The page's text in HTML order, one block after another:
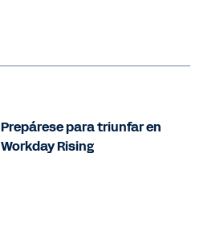
Prepárese para triunfar en
Workday Rising